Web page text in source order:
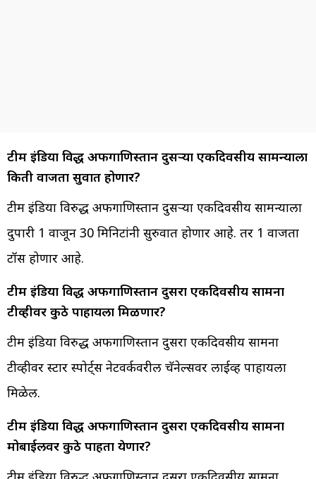
टीम इंडिया विरुद्ध अफगाणिस्तान दुसऱ्या एकदिवसीय सामन्याला
किती वाजता सुरुवात होणार?
टीम इंडिया विरुद्ध अफगाणिस्तान दुसऱ्या एकदिवसीय सामन्याला
दुपारी 1 वाजून 30 मिनिटांनी सुरुवात होणार आहे. तर 1 वाजता
टॉस होणार आहे.
टीम इंडिया विरुद्ध अफगाणिस्तान दुसरा एकदिवसीय सामना
टीव्हीवर कुठे पाहायला मिळणार?
टीम इंडिया विरुद्ध अफगाणिस्तान दुसरा एकदिवसीय सामना
टीव्हीवर स्टार स्पोर्ट्स नेटवर्कवरील चॅनेल्सवर लाईव्ह पाहायला
मिळेल.
टीम इंडिया विरुद्ध अफगाणिस्तान दुसरा एकदिवसीय सामना
मोबाईलवर कुठे पाहता येणार?